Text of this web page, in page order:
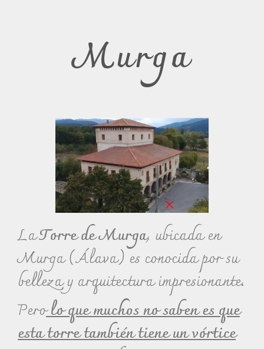
Murga
LaTorre de Murga, ubicada en
Murga (Álava) es conocida por su
belleza y arquitectura impresionante.
Perolo que muchos no saben es que
esta torre también tiene un vórtice